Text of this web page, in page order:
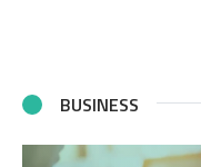
BUSINESS